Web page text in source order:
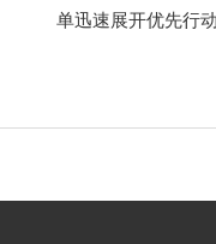
单迅速展开优先行